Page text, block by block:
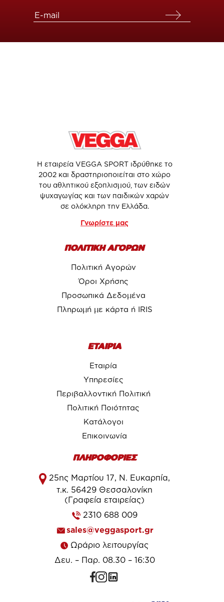
Η εταιρεία VEGGA SPORT ιδρύθηκε το
2002 και δραστηριοποιείται στο χώρο
του αθλητικού εξοπλισμού, των ειδών
ψυχαγωγίας και των παιδικών χαρών
σε ολόκληρη την Ελλάδα.
Γνωρίστε μας
ΠΟΛΙΤΙΚΗ ΑΓΟΡΩΝ
Πολιτική Αγορών
Όροι Χρήσης
Προσωπικά Δεδομένα
Πληρωμή με κάρτα ή IRIS
ΕΤΑΙΡΙΑ
Εταιρία
Υπηρεσίες
Περιβαλλοντική Πολιτική
Πολιτική Ποιότητας
Κατάλογοι
Επικοινωνία
ΠΛΗΡΟΦΟΡΙΕΣ
25ης Μαρτίου 17, Ν. Ευκαρπία,
τ.κ. 56429 Θεσσαλονίκη
(Γραφεία εταιρείας)
2310 688 009
sales@veggasport.gr
Ωράριο λειτουργίας
Δευ. – Παρ. 08.30 – 16:30